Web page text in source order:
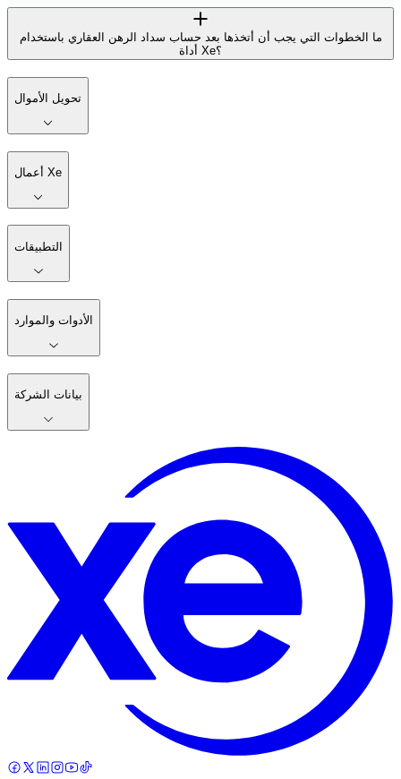
ما الخطوات التي يجب أن أتخذها بعد حساب سداد الرهن العقاري باستخدام
أداة Xe؟
تحويل الأموال
أعمال Xe
التطبيقات
الأدوات والموارد
بيانات الشركة